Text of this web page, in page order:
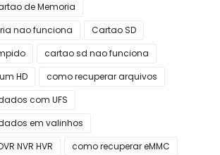
de Memoria
nao funciona
Cartao SD
cartao sd nao funciona
HD
como recuperar arquivos
com UFS
em valinhos
NVR HVR
como recuperar eMMC